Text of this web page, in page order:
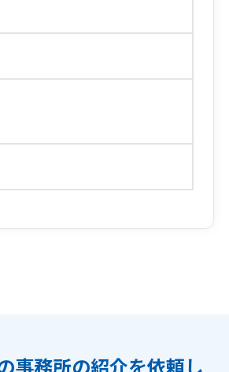
事務所の紹介を依頼し